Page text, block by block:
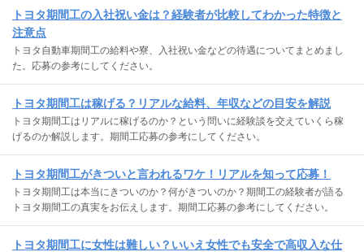
トヨタ期間工の入社祝い金は？経験者が比較してわかった特徴と
注意点
トヨタ自動車期間工の給料や寮、入社祝い金などの待遇についてまとめまし
た。応募の参考にしてください。
トヨタ期間工は稼げる？リアルな給料、年収などの目安を解説
トヨタ期間工はリアルに稼げるのか？という問いに経験談を交えていくら稼
げるのか解説します。期間工応募の参考にしてください。
トヨタ期間工がきついと言われるワケ！リアルを知って応募！
トヨタ期間工は本当にきついのか？何がきついのか？期間工の経験者が語る
トヨタ期間工の真実をお伝えします。期間工応募の参考にしてください。
トヨタ期間工に女性は難しい？いいえ女性でも安全で高収入な仕